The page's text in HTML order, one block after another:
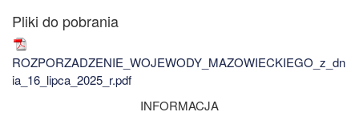
ROZPORZADZENIE_WOJEWODY_MAZOWIECKIEGO_z_dn
ia_16_lipca_2025_r.pdf
INFORMACJA